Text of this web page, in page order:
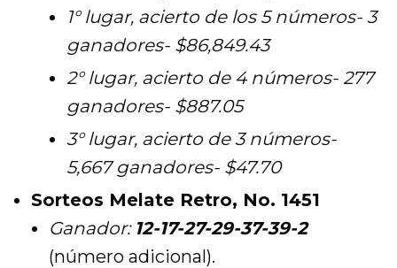
1° lugar, acierto de los 5 números- 3
ganadores- $86,849.43
2° lugar, acierto de 4 números- 277
ganadores- $887.05
3° lugar, acierto de 3 números-
5,667 ganadores- $47.70
Sorteos Melate Retro, No. 1451
Ganador: 12-17-27-29-37-39-2
(número adicional).